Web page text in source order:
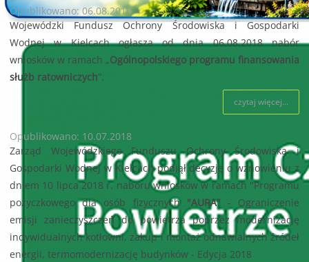
Opublikowano: 06.08.2018
Wojewódzki Fundusz Ochrony Środowiska i Gospodarki
Wodnej w Kielcach ogłasza od dnia 06.08.2018 nabór
wniosków w ramach „Ogólnopolskiego programu finansowania
służb ratowniczych”.
czytaj więcej...
Opublikowano: 10.07.2018
Zarząd Wojewódzkiego Funduszu Ochrony Środowiska i
Gospodarki Wodnej w Kielcach podjął decyzję o wznowieniu z
dniem 10 lipca 2018 r. naboru wniosków w ramach "Programu
pożyczkowego dla osób fizycznych "AURA" - Ograniczenie
emisji zanieczyszczeń do powietrza poprzez modernizację
indywidualnych kotłowni, zakup i montaż odnawialnych źródeł
energii, termomodernizację budynków - Edycja 2018